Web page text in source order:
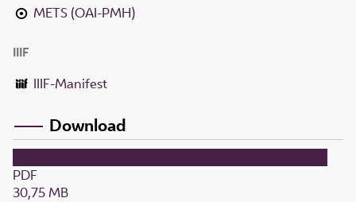
METS (OAI-PMH)
IIIF
IIIF-Manifest
Download
PDF
30,75 MB